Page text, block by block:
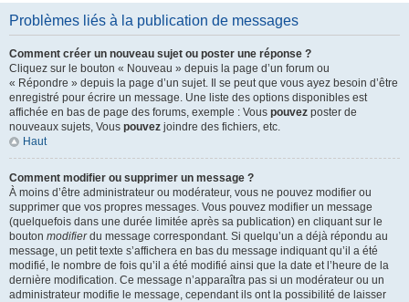
Problèmes liés à la publication de messages
Comment créer un nouveau sujet ou poster une réponse ?
Cliquez sur le bouton « Nouveau » depuis la page d’un forum ou
« Répondre » depuis la page d’un sujet. Il se peut que vous ayez besoin d’être
enregistré pour écrire un message. Une liste des options disponibles est
affichée en bas de page des forums, exemple : Vous pouvez poster de
nouveaux sujets, Vous pouvez joindre des fichiers, etc.
Haut
Comment modifier ou supprimer un message ?
À moins d’être administrateur ou modérateur, vous ne pouvez modifier ou
supprimer que vos propres messages. Vous pouvez modifier un message
(quelquefois dans une durée limitée après sa publication) en cliquant sur le
bouton modifierdu message correspondant. Si quelqu’un a déjà répondu au
message, un petit texte s’affichera en bas du message indiquant qu’il a été
modifié, le nombre de fois qu’il a été modifié ainsi que la date et l’heure de la
dernière modification. Ce message n’apparaîtra pas si un modérateur ou un
administrateur modifie le message, cependant ils ont la possibilité de laisser